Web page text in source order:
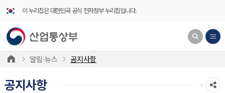
이 누리집은 대한민국 공식 전자정부 누리집입니다.
알림·뉴스 공지사항
공지사항